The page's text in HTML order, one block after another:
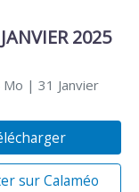
2025
| 31 Janvier
sur Calaméo